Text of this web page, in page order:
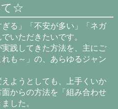
て☆
る」「不安が多い」「ネガ
いただきたいです。
践してきた方法を、主にご
も～」の、あらゆるジャン
ようとしても、上手くいか
からの方法を「組み合わせ
した。